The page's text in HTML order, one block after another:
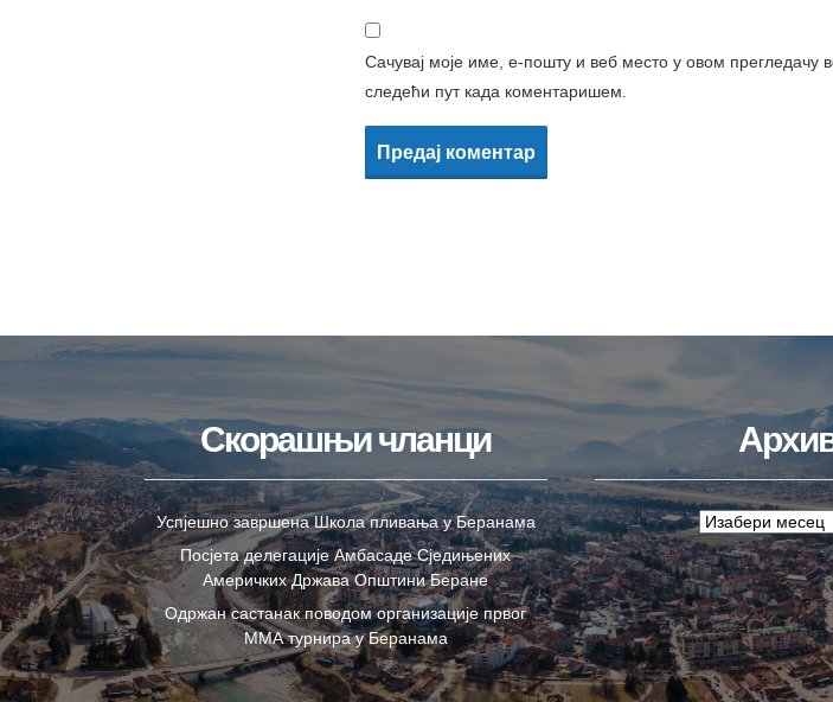
Сачувај моје име, е-пошту и веб место у овом прегледачу
следећи пут када коментаришем.
Скорашњи чланци
Успјешно завршена Школа пливања у Беранама
Посјета делегације Амбасаде Сједињених
Америчких Држава Општини Беране
Одржан састанак поводом организације првог
ММА турнира у Беранама